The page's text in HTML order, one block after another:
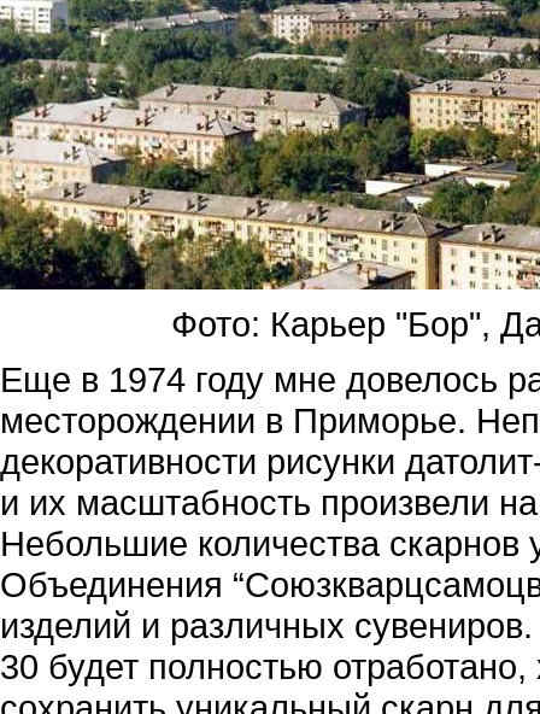
Фото: Карьер "Бор",
Еще в 1974 году мне довелось
месторождении в Приморье.
декоративности рисунки
и их масштабность произвели
Небольшие количества скарнов
Объединения
изделий и различных
30 будет полностью